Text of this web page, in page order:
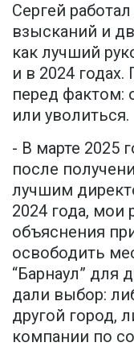
Сергей
взысканий и
как лучший
и в 2024
перед фактом:
или уволиться.
- В марте 2025
после
лучшим
2024 года, мои
объяснения
освободить
“Барнаул” для
дали выбор:
другой город,
компании по